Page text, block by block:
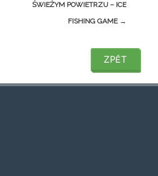
ŚWIEŻYM POWIETRZU – ICE
FISHING GAME →
ZPĚT
ZPĚT